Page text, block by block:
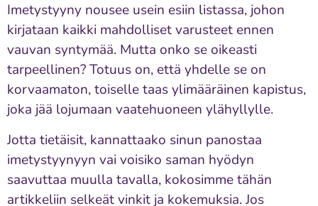
Imetystyyny nousee usein esiin listassa, johon
kirjataan kaikki mahdolliset varusteet ennen
vauvan syntymää. Mutta onko se oikeasti
tarpeellinen? Totuus on, että yhdelle se on
korvaamaton, toiselle taas ylimääräinen kapistus,
joka jää lojumaan vaatehuoneen ylähyllylle.
Jotta tietäisit, kannattaako sinun panostaa
imetystyynyyn vai voisiko saman hyödyn
saavuttaa muulla tavalla, kokosimme tähän
artikkeliin selkeät vinkit ja kokemuksia. Jos